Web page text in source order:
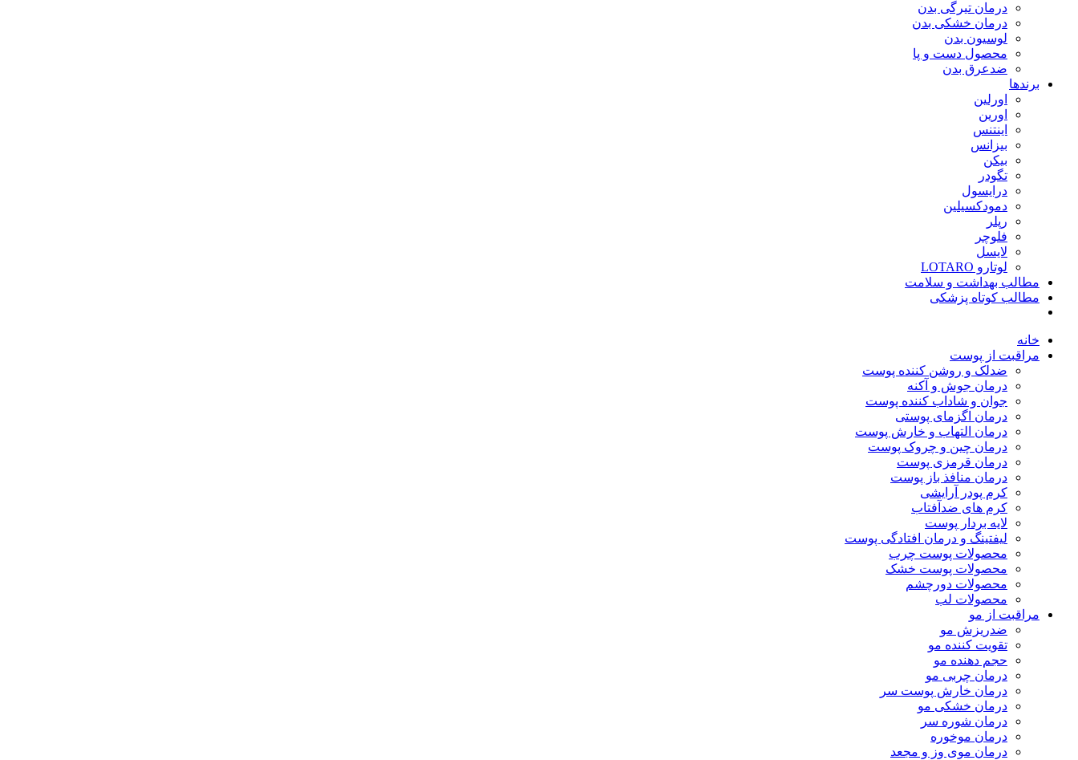
درمان تیرگی بدن
درمان خشکی بدن
لوسیون بدن
محصول دست و پا
ضدعرق بدن
برندها
اورلین
اورین
اینتنس
بیزانس
بیکن
تگودر
درایسول
دمودکسیلین
رپلر
فلوچر
لایسل
لوتارو LOTARO
مطالب بهداشت و سلامت
مطالب کوتاه پزشکی
خانه
مراقبت از پوست
ضدلک و روشن کننده پوست
درمان جوش و آکنه
جوان و شاداب کننده پوست
درمان اگزمای پوستی
درمان التهاب و خارش پوست
درمان چین و چروک پوست
درمان قرمزی پوست
درمان منافذ باز پوست
کرم پودر آرایشی
کرم های ضدآفتاب
لایه بردار پوست
لیفتینگ و درمان افتادگی پوست
محصولات پوست چرب
محصولات پوست خشک
محصولات دورچشم
محصولات لب
مراقبت از مو
ضدریزش مو
تقویت کننده مو
حجم دهنده مو
درمان چربی مو
درمان خارش پوست سر
درمان خشکی مو
درمان شوره سر
درمان موخوره
درمان موی وز و مجعد